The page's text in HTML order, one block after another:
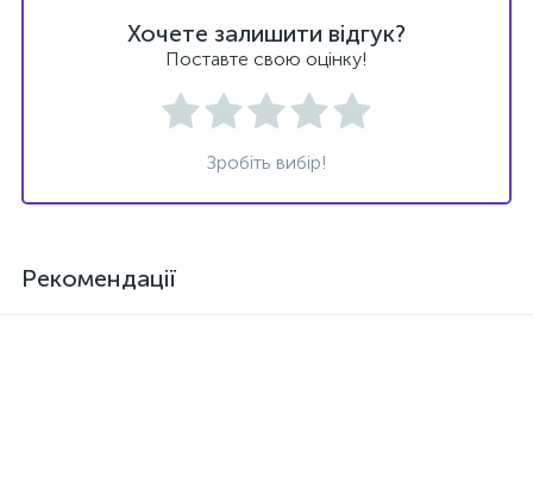
Хочете залишити відгук?
Поставте свою оцінку!
Зробіть вибір!
Рекомендації